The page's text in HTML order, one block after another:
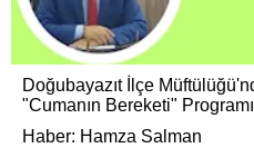
Doğubayazıt İlçe
"Cumanın Bereketi" Programı
Haber: Hamza Salman